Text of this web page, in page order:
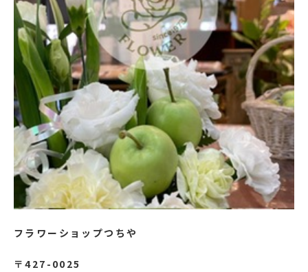
フラワーショップつちや
〒427-0025